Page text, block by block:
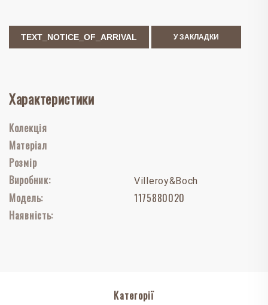
TEXT_NOTICE_OF_ARRIVAL У ЗАКЛАДКИ
Характеристики
Колекція
Матеріал
Розмір
Виробник:
Villeroy&Boch
Модель:
1175880020
Наявність:
Категорії